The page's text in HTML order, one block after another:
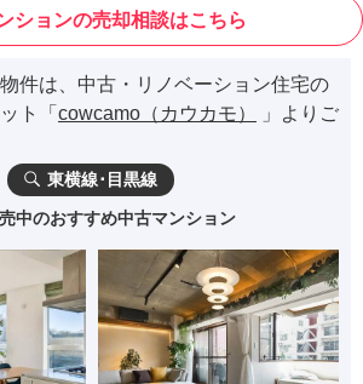
ションの売却相談はこちら
件は、中古・リノベーション住宅の
ト「 cowcamo（カウカモ）
」よりご
東横線･目黒線
中のおすすめ中古マンション